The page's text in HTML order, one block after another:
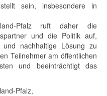
sein, insbesondere in
Pfalz ruft daher die
und die Politik auf,
nachhaltige Lösung zu
Teilnehmer am öffentlichen
und beeinträchtigt das
Pfalz,